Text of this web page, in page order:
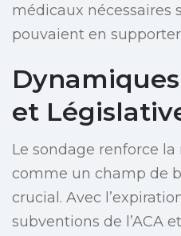
médicaux nécessaires
pouvaient en
et
Le sondage renforce
comme un champ de
crucial. Avec
subventions de l’ACA